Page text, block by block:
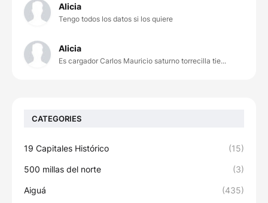
Alicia
Tengo todos los datos si los quiere
Alicia
Es cargador Carlos Mauricio saturno torrecilla tie...
CATEGORIES
19 Capitales Histórico (15)
500 millas del norte (3)
Aiguá (435)